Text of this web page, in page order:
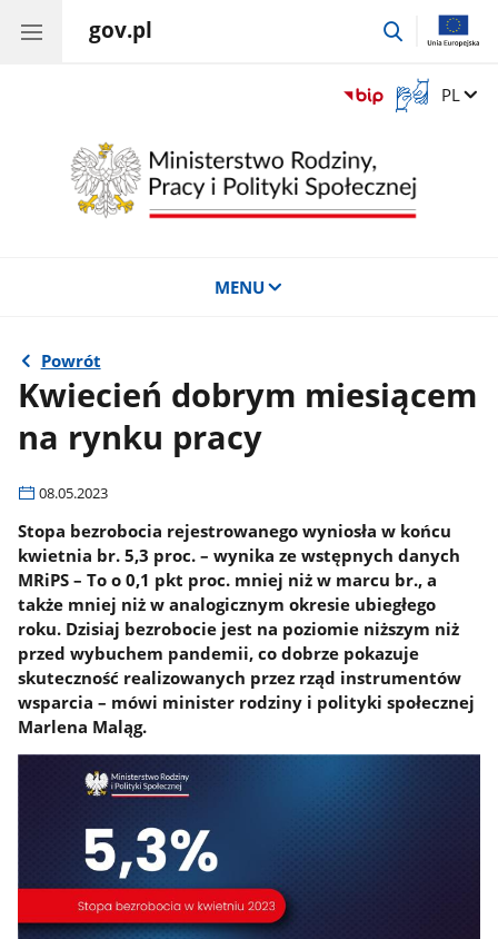
gov.pl
przejdź
Otwórz
okno
języka
migowego
Zmień
PL
MENU
Powrót
Kwiecień dobrym miesiącem
na rynku pracy
08.05.2023
Stopa bezrobocia rejestrowanego wyniosła w końcu
kwietnia br. 5,3 proc. – wynika ze wstępnych danych
MRiPS – To o 0,1 pkt proc. mniej niż w marcu br., a
także mniej niż w analogicznym okresie ubiegłego
roku. Dzisiaj bezrobocie jest na poziomie niższym niż
przed wybuchem pandemii, co dobrze pokazuje
skuteczność realizowanych przez rząd instrumentów
wsparcia – mówi minister rodziny i polityki społecznej
Marlena Maląg.